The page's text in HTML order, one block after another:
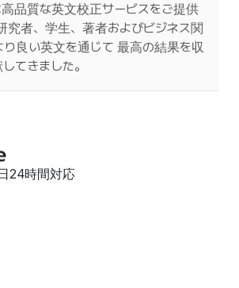
品質な英文校正サービスをご提供
究者、学生、著者およびビジネス関
良い英文を通じて 最高の結果を収
てきました。
24時間対応